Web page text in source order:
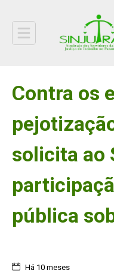
Contra os
solicita ao
pública
Há 10 meses